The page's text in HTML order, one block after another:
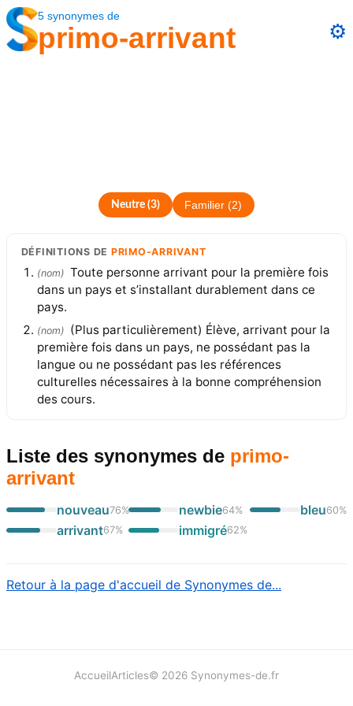
5synonymes de
primo-arrivant ⚙️
Neutre(3) Familier (2)
DÉFINITIONS DE PRIMO-ARRIVANT
(nom) Toute personne arrivant pour la première fois
dans un pays et s’installant durablement dans ce
pays.
(nom) (Plus particulièrement) Élève, arrivant pour la
première fois dans un pays, ne possédant pas la
langue ou ne possédant pas les références
culturelles nécessaires à la bonne compréhension
des cours.
Liste des synonymes de primo-
arrivant
nouveau76%
arrivant67%
newbie64%
immigré62%
bleu60%
Retour à la page d'accueil de Synonymes de...
AccueilArticles© 2026 Synonymes-de.fr